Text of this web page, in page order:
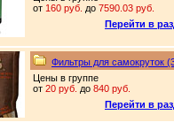
от 160 руб. до 7590.03 руб.
Перейти в
Фильтры для самокруток
Цены в группе
от 20 руб. до 840 руб.
Перейти в